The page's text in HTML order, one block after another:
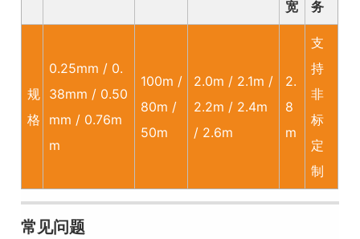
宽 务
规
格
0.25mm / 0.
38mm / 0.50
mm / 0.76m
m
100m /
80m /
50m
2.0m / 2.1m /
2.2m / 2.4m
/ 2.6m
2.
8
m
支
持
非
标
定
制
常见问题